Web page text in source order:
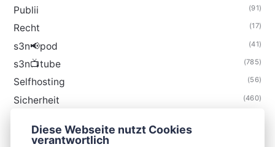
Publii (91)
Recht (17)
s3n📢pod (41)
s3n📺tube (785)
Selfhosting (56)
Sicherheit (460)
Thunderbird
Diese Webseite nutzt Cookies
verantwortlich